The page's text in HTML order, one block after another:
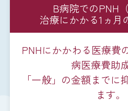
B病院でのPNH
治療にかかる1ヵ月
PNHにかかわる医療費
病医療費助
「一般」の金額までに
ます。